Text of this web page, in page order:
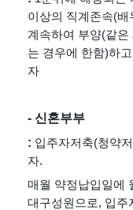
이상의 직계존속(
계속하여 부양(같
는 경우에 한함)하
자
- 신혼부부
: 입주자저축(청약
자.
매월 약정납입일에
대구성원으로, 입주